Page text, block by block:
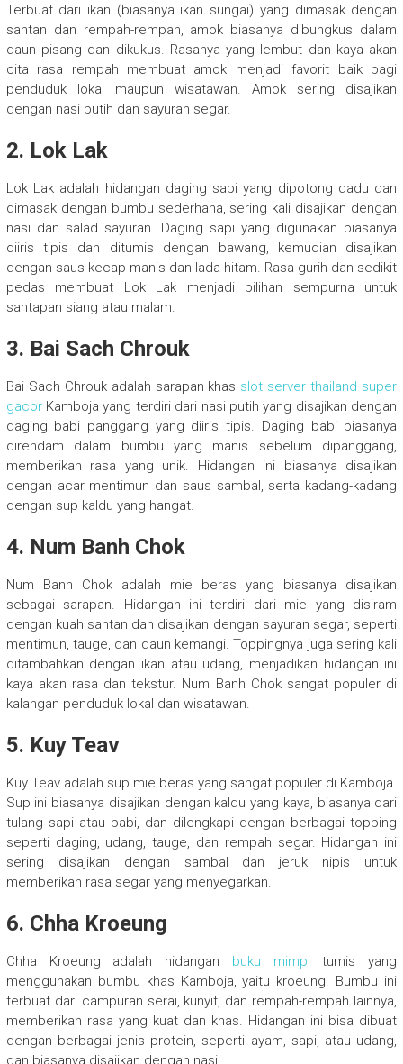
Terbuat dari ikan (biasanya ikan sungai) yang dimasak dengan
santan dan rempah-rempah, amok biasanya dibungkus dalam
daun pisang dan dikukus. Rasanya yang lembut dan kaya akan
cita rasa rempah membuat amok menjadi favorit baik bagi
penduduk lokal maupun wisatawan. Amok sering disajikan
dengan nasi putih dan sayuran segar.
2. Lok Lak
Lok Lak adalah hidangan daging sapi yang dipotong dadu dan
dimasak dengan bumbu sederhana, sering kali disajikan dengan
nasi dan salad sayuran. Daging sapi yang digunakan biasanya
diiris tipis dan ditumis dengan bawang, kemudian disajikan
dengan saus kecap manis dan lada hitam. Rasa gurih dan sedikit
pedas membuat Lok Lak menjadi pilihan sempurna untuk
santapan siang atau malam.
3. Bai Sach Chrouk
Bai Sach Chrouk adalah sarapan khas slot server thailand super
gacorKamboja yang terdiri dari nasi putih yang disajikan dengan
daging babi panggang yang diiris tipis. Daging babi biasanya
direndam dalam bumbu yang manis sebelum dipanggang,
memberikan rasa yang unik. Hidangan ini biasanya disajikan
dengan acar mentimun dan saus sambal, serta kadang-kadang
dengan sup kaldu yang hangat.
4. Num Banh Chok
Num Banh Chok adalah mie beras yang biasanya disajikan
sebagai sarapan. Hidangan ini terdiri dari mie yang disiram
dengan kuah santan dan disajikan dengan sayuran segar, seperti
mentimun, tauge, dan daun kemangi. Toppingnya juga sering kali
ditambahkan dengan ikan atau udang, menjadikan hidangan ini
kaya akan rasa dan tekstur. Num Banh Chok sangat populer di
kalangan penduduk lokal dan wisatawan.
5. Kuy Teav
Kuy Teav adalah sup mie beras yang sangat populer di Kamboja.
Sup ini biasanya disajikan dengan kaldu yang kaya, biasanya dari
tulang sapi atau babi, dan dilengkapi dengan berbagai topping
seperti daging, udang, tauge, dan rempah segar. Hidangan ini
sering disajikan dengan sambal dan jeruk nipis untuk
memberikan rasa segar yang menyegarkan.
6. Chha Kroeung
Chha Kroeung adalah hidangan buku mimpitumis yang
menggunakan bumbu khas Kamboja, yaitu kroeung. Bumbu ini
terbuat dari campuran serai, kunyit, dan rempah-rempah lainnya,
memberikan rasa yang kuat dan khas. Hidangan ini bisa dibuat
dengan berbagai jenis protein, seperti ayam, sapi, atau udang,